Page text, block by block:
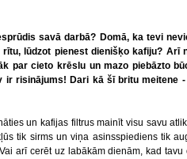
savā darbā? Domā, ka tevi
lūdzot pienest dienišķo kafiju? Arī
par cieto krēslu un mazo piebāzto
ir risinājums! Dari kā šī britu meitene
un kafijas filtrus mainīt visu savu
tik sirms un viņa asinsspiediens tik
arī cerēt uz labākām dienām, kad